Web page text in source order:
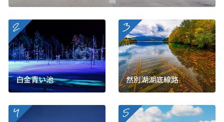
白金青い池
more
然別湖湖底線路
more
more more